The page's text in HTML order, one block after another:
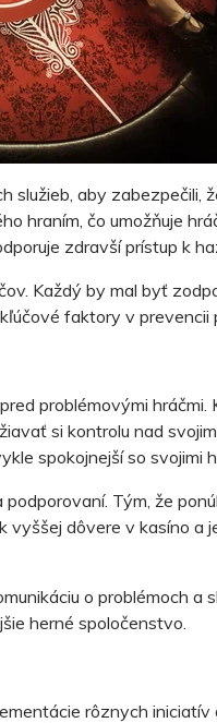
aby zabezpečili,
hraním, čo umožňuje
zdravší prístup k
Každý by mal byť
faktory v prevencii
problémovými hráčmi.
si kontrolu nad
spokojnejší so svojimi
Tým, že
dôvere v kasíno a
o problémoch a
herné spoločenstvo.
rôznych iniciatív